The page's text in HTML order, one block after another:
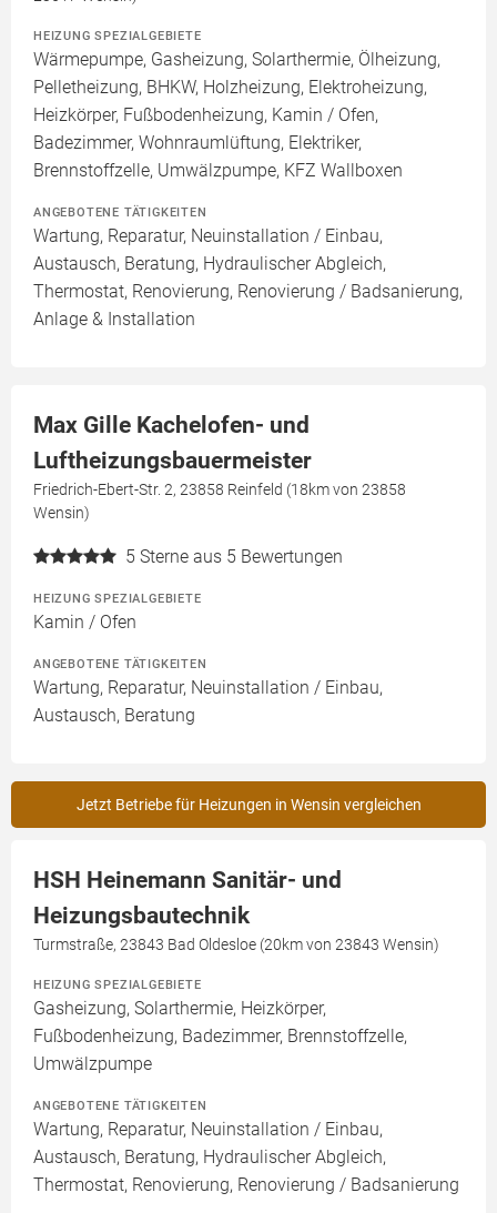
HEIZUNG SPEZIALGEBIETE
Wärmepumpe, Gasheizung, Solarthermie, Ölheizung,
Pelletheizung, BHKW, Holzheizung, Elektroheizung,
Heizkörper, Fußbodenheizung, Kamin / Ofen,
Badezimmer, Wohnraumlüftung, Elektriker,
Brennstoffzelle, Umwälzpumpe, KFZ Wallboxen
ANGEBOTENE TÄTIGKEITEN
Wartung, Reparatur, Neuinstallation / Einbau,
Austausch, Beratung, Hydraulischer Abgleich,
Thermostat, Renovierung, Renovierung / Badsanierung,
Anlage & Installation
Max Gille Kachelofen- und
Luftheizungsbauermeister
Friedrich-Ebert-Str. 2, 23858 Reinfeld (18km von 23858
Wensin)
5 Sterne aus 5 Bewertungen
HEIZUNG SPEZIALGEBIETE
Kamin / Ofen
ANGEBOTENE TÄTIGKEITEN
Wartung, Reparatur, Neuinstallation / Einbau,
Austausch, Beratung
Jetzt Betriebe für Heizungen in Wensin vergleichen
HSH Heinemann Sanitär- und
Heizungsbautechnik
Turmstraße, 23843 Bad Oldesloe (20km von 23843 Wensin)
HEIZUNG SPEZIALGEBIETE
Gasheizung, Solarthermie, Heizkörper,
Fußbodenheizung, Badezimmer, Brennstoffzelle,
Umwälzpumpe
ANGEBOTENE TÄTIGKEITEN
Wartung, Reparatur, Neuinstallation / Einbau,
Austausch, Beratung, Hydraulischer Abgleich,
Thermostat, Renovierung, Renovierung / Badsanierung